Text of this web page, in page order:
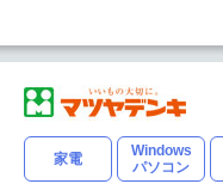
家電
Windows
パソコン